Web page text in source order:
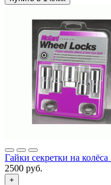
Гайки секретки на
2500 руб.
+